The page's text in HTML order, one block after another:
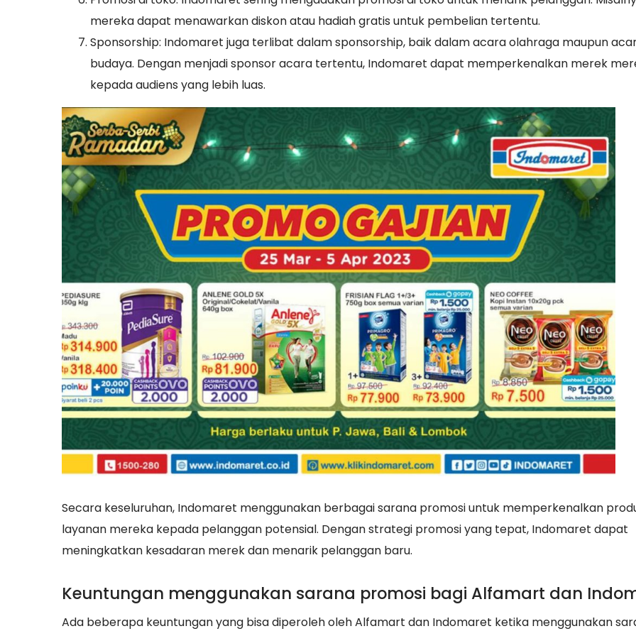
mereka dapat menawarkan diskon atau hadiah gratis untuk pembelian tertentu.
Sponsorship: Indomaret juga terlibat dalam sponsorship, baik dalam acara olahraga maupun
budaya. Dengan menjadi sponsor acara tertentu, Indomaret dapat memperkenalkan merek
kepada audiens yang lebih luas.
Secara keseluruhan, Indomaret menggunakan berbagai sarana promosi untuk memperkenalkan
layanan mereka kepada pelanggan potensial. Dengan strategi promosi yang tepat, Indomaret dapat
meningkatkan kesadaran merek dan menarik pelanggan baru.
Keuntungan menggunakan sarana promosi bagi Alfamart dan
Ada beberapa keuntungan yang bisa diperoleh oleh Alfamart dan Indomaret ketika menggunakan